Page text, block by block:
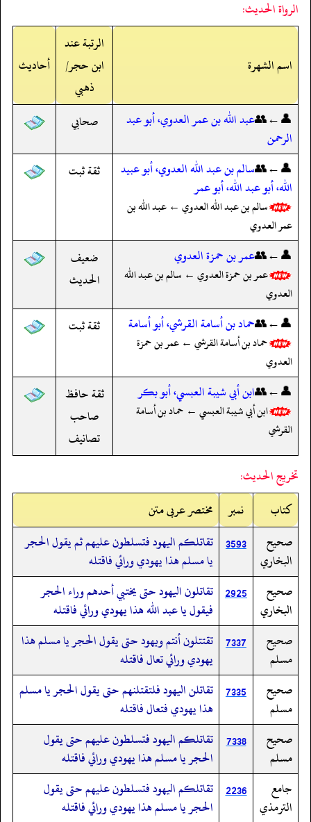
الرواة الحديث:
اسم الشهرة
الرتبة عند
ابن حجر/
ذهبي
أحاديث
👤←👥عبد الله بن عمر العدوي، أبو عبد
الرحمن
صحابي
👤←👥سالم بن عبد الله العدوي، أبو عبيد
الله، أبو عبد الله، أبو عمر
سالم بن عبد الله العدوي ← عبد الله بن
عمر العدوي
ثقة ثبت
👤←👥عمر بن حمزة العدوي
عمر بن حمزة العدوي ← سالم بن عبد الله
العدوي
ضعيف
الحديث
👤←👥حماد بن أسامة القرشي، أبو أسامة
حماد بن أسامة القرشي ← عمر بن حمزة
العدوي
ثقة ثبت
👤←👥ابن أبي شيبة العبسي، أبو بكر
ابن أبي شيبة العبسي ← حماد بن أسامة
القرشي
ثقة حافظ
صاحب
تصانيف
تخريج الحديث:
کتاب
نمبر
مختصر عربی متن
صحيح
البخاري
3593 تقاتلكم اليهود فتسلطون عليهم ثم يقول الحجر
يا مسلم هذا يهودي ورائي فاقتله
صحيح
البخاري
2925 تقاتلون اليهود حتى يختبي أحدهم وراء الحجر
فيقول يا عبد الله هذا يهودي ورائي فاقتله
صحيح
مسلم
7337 تقتتلون أنتم ويهود حتى يقول الحجر يا مسلم هذا
يهودي ورائي تعال فاقتله
صحيح
مسلم
7335 تقاتلن اليهود فلتقتلنهم حتى يقول الحجر يا مسلم
هذا يهودي فتعال فاقتله
صحيح
مسلم
7338 تقاتلكم اليهود فتسلطون عليهم حتى يقول
الحجر يا مسلم هذا يهودي ورائي فاقتله
جامع
الترمذي
2236 تقاتلكم اليهود فتسلطون عليهم حتى يقول
الحجر يا مسلم هذا يهودي ورائي فاقتله